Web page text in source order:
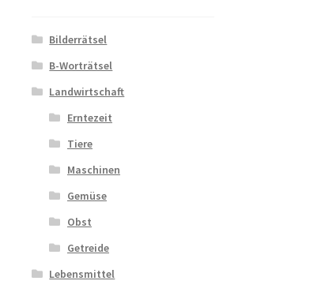
Bilderrätsel
B-Worträtsel
Landwirtschaft
Erntezeit
Tiere
Maschinen
Gemüse
Obst
Getreide
Lebensmittel